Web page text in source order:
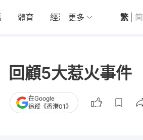
體育 經濟 01深圳 觀點
更多 繁 简
顧5大惹火事件
在Google
追蹤《香港01》